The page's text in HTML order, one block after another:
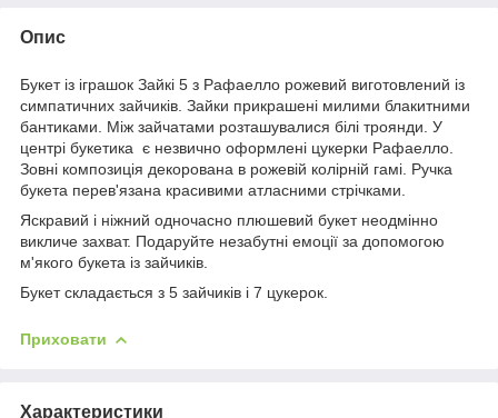
Опис
Букет із іграшок Зайкі 5 з Рафаелло рожевий виготовлений із
симпатичних зайчиків. Зайки прикрашені милими блакитними
бантиками. Між зайчатами розташувалися білі троянди. У
центрі букетика є незвично оформлені цукерки Рафаелло.
Зовні композиція декорована в рожевій колірній гамі. Ручка
букета перев'язана красивими атласними стрічками.
Яскравий і ніжний одночасно плюшевий букет неодмінно
викличе захват. Подаруйте незабутні емоції за допомогою
м'якого букета із зайчиків.
Букет складається з 5 зайчиків і 7 цукерок.
Приховати
Характеристики